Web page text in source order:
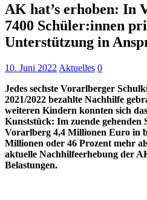
AK hat’s erhoben: In
7400 Schüler:innen
Unterstützung in
10. Juni 2022 Aktuelles 0
Jedes sechste Vorarlberger
2021/2022 bezahlte Nachhilfe
weiteren Kindern konnten sich
Kunststück: Im zuende gehenden
Vorarlberg 4,4 Millionen Euro in
Millionen oder 46 Prozent mehr
aktuelle Nachhilfeerhebung der
Belastungen.